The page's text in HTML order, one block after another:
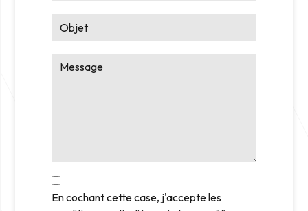
En cochant cette case, j'accepte les